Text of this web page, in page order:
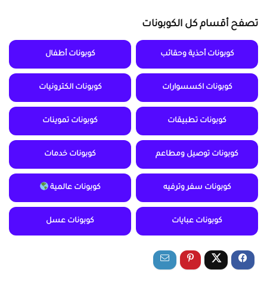
تصفح أقسام كل الكوبونات
كوبونات أحذية وحقائب كوبونات أطفال
كوبونات اكسسوارات كوبونات الكترونيات
كوبونات تطبيقات كوبونات تموينات
كوبونات توصيل ومطاعم كوبونات خدمات
كوبونات سفر وترفيه كوبونات عالمية
كوبونات عبايات كوبونات عسل